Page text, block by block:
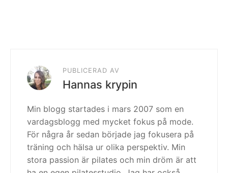
PUBLICERAD AV
Hannas krypin
Min blogg startades i mars 2007 som en
vardagsblogg med mycket fokus på mode.
För några år sedan började jag fokusera på
träning och hälsa ur olika perspektiv. Min
stora passion är pilates och min dröm är att